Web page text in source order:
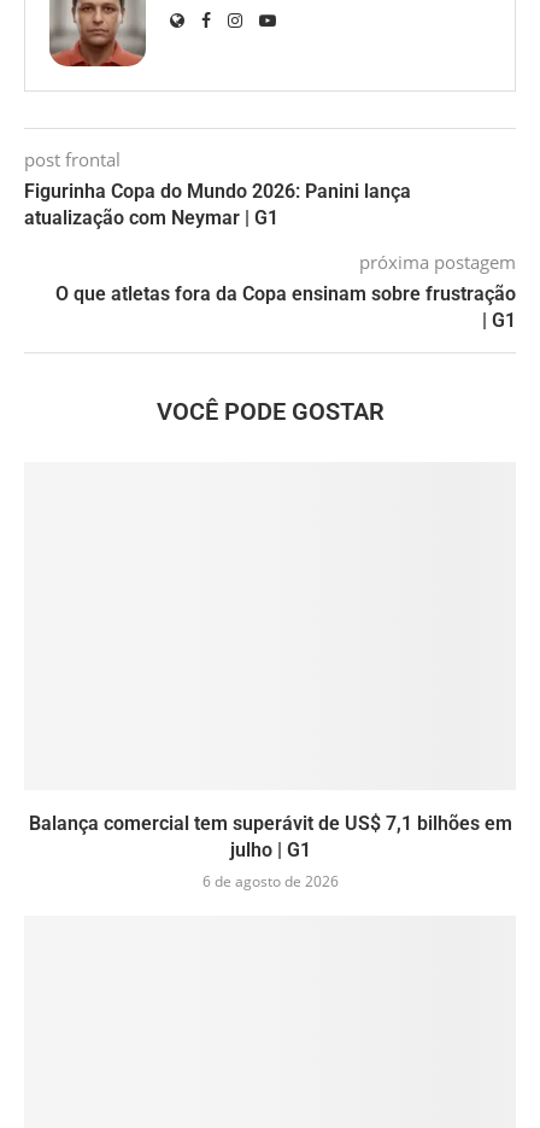
post frontal
Figurinha Copa do Mundo 2026: Panini lança
atualização com Neymar | G1
próxima postagem
O que atletas fora da Copa ensinam sobre frustração
| G1
VOCÊ PODE GOSTAR
Balança comercial tem superávit de US$ 7,1 bilhões em
julho | G1
6 de agosto de 2026